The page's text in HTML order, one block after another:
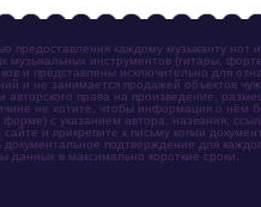
каждому музыканту нот
инструментов (гитары,
и представлены исключительно для
и не занимается продажей объектов
авторского права на произведение,
не хотите, чтобы информация о нём
с указанием автора, названия,
и прикрепите к письму копии
подтверждение для
данных в максимально короткие сроки.